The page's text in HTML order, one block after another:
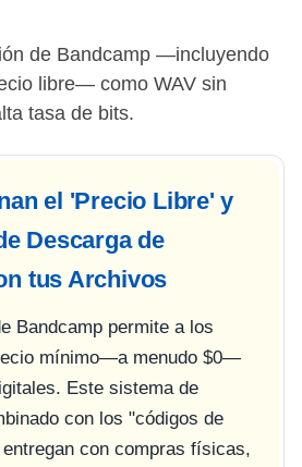
de Bandcamp —incluyendo
libre— como WAV sin
tasa de bits.
el 'Precio Libre' y
Descarga de
tus Archivos
Bandcamp permite a los
mínimo—a menudo $0—
Este sistema de
con los "códigos de
con compras físicas,